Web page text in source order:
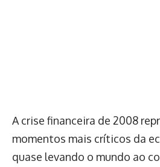
A crise financeira de 2008
momentos mais críticos da
quase levando o mundo ao